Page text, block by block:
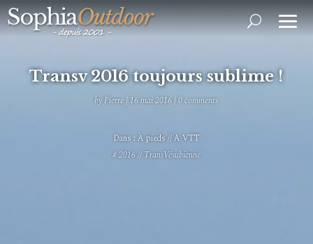
Transv 2016 toujours sublime !
byPierre| 16 mai 2016|0 comments
Dans : À pieds //À VTT
#2016//TransVésubienne